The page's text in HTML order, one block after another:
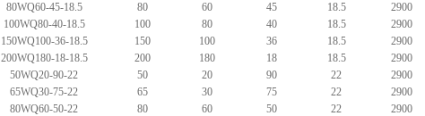
80WQ60-45-18.5
80 60 45 18.5
2900
100WQ80-40-18.5
100 80 40 18.5
2900
150WQ100-36-18.5
150 100 36 18.5
2900
200WQ180-18-18.5
200 180 18 18.5
2900
50WQ20-90-22
50 20 90 22
2900
65WQ30-75-22
65 30 75 22
2900
80WQ60-50-22
80 60 50 22
2900